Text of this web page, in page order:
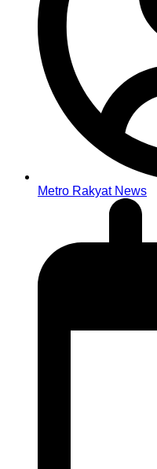
Metro Rakyat News